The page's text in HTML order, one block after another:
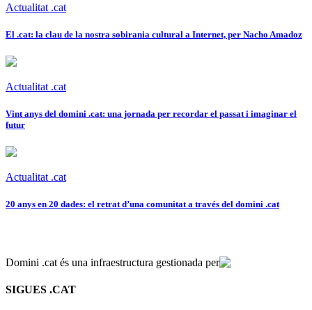
Actualitat .cat
El .cat: la clau de la nostra sobirania cultural a Internet, per Nacho Amadoz
Actualitat .cat
Vint anys del domini .cat: una jornada per recordar el passat i imaginar el
futur
Actualitat .cat
20 anys en 20 dades: el retrat d’una comunitat a través del domini .cat
Domini .cat és una infraestructura gestionada per
SIGUES .CAT